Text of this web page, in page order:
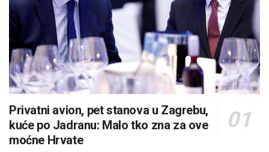
Privatni avion, pet stanova u Zagrebu,
kuće po Jadranu: Malo tko zna za ove
moćne Hrvate